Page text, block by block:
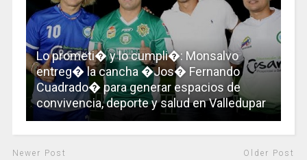
Lo prometi� y lo cumpli�: Monsalvo
entreg� la cancha �Jos� Fernando
Cuadrado� para generar espacios de
convivencia, deporte y salud en Valledupar
Newer Post Older Post